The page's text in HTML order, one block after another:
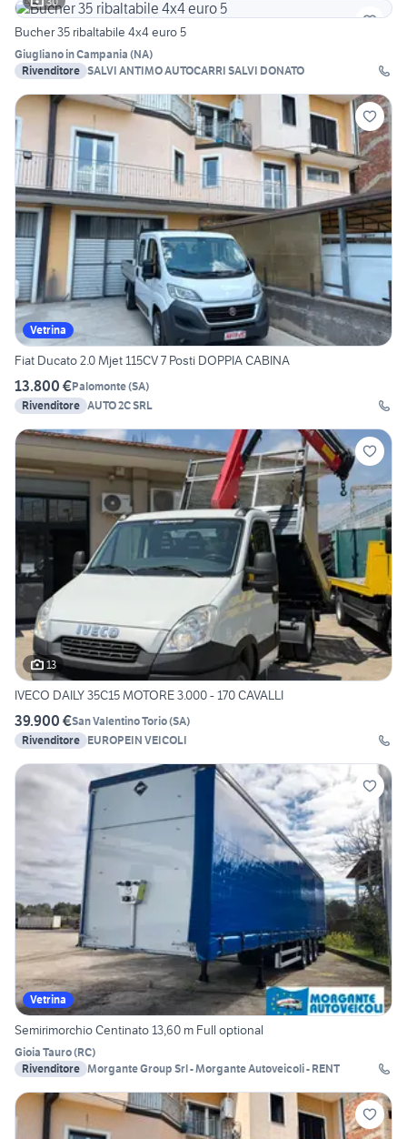
Bucher 35 ribaltabile 4x4 euro 5
Giugliano in Campania (NA)
Rivenditore SALVI ANTIMO AUTOCARRI SALVI DONATO
Vetrina
Fiat Ducato 2.0 Mjet 115CV 7 Posti DOPPIA CABINA
13.800 €Palomonte(SA)
Rivenditore AUTO 2C SRL
13
IVECO DAILY 35C15 MOTORE 3.000 - 170 CAVALLI
39.900 €San Valentino Torio(SA)
Rivenditore EUROPEIN VEICOLI
Vetrina
Semirimorchio Centinato 13,60 m Full optional
Gioia Tauro(RC)
Rivenditore Morgante Group Srl - Morgante Autoveicoli - RENT